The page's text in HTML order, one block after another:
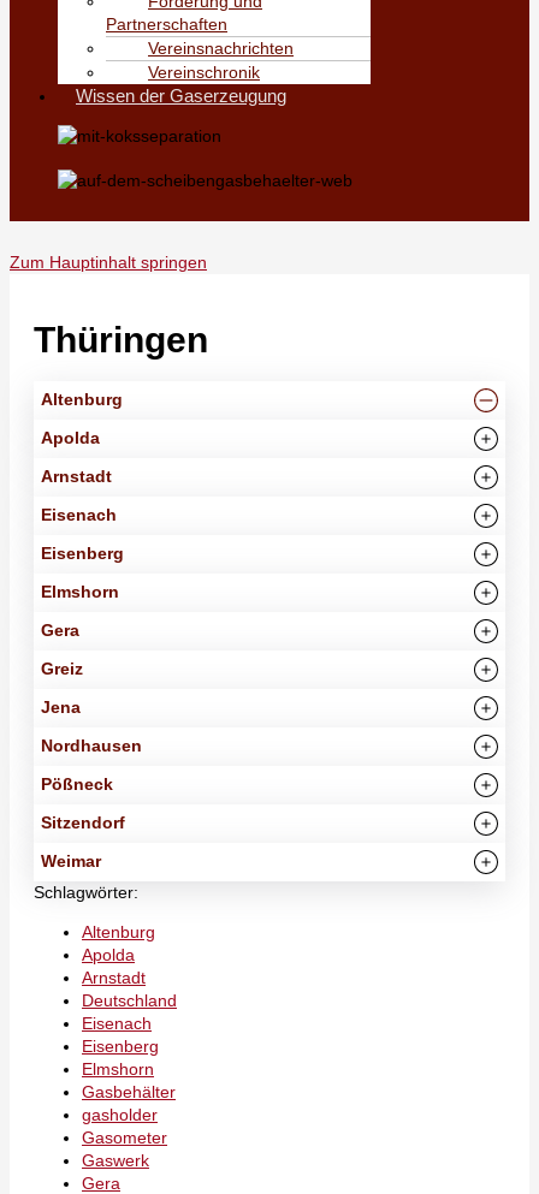
Partnerschaften
Vereinsnachrichten
Vereinschronik
Wissen der Gaserzeugung
Zum Hauptinhalt springen
Thüringen
Altenburg
Apolda
Arnstadt
Eisenach
Eisenberg
Elmshorn
Gera
Greiz
Jena
Nordhausen
Pößneck
Sitzendorf
Weimar
Schlagwörter:
Altenburg
Apolda
Arnstadt
Deutschland
Eisenach
Eisenberg
Elmshorn
Gasbehälter
gasholder
Gasometer
Gaswerk
Gera